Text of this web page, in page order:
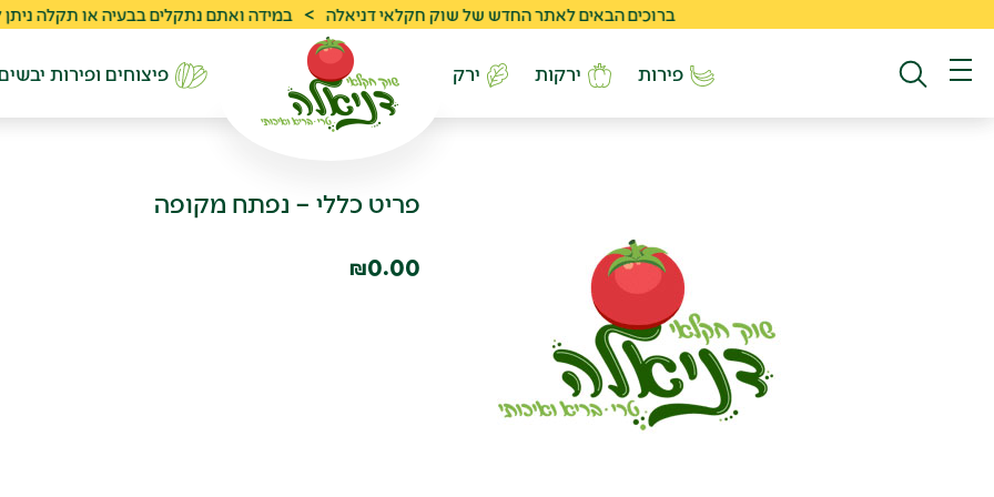
ברוכים הבאים לאתר החדש של שוק חקלאי דניאלה > במידה ואתם נתקלים בבעיה או תקלה ניתן לפנות לשרות
פירות ירקות ירק פיצוחים ופירות
פריט כללי – נפתח מקופה
₪0.00